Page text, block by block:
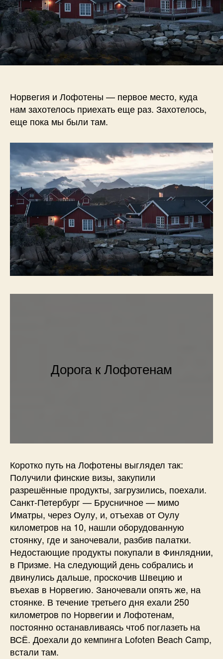
Норвегия и Лофотены — первое место, куда
нам захотелось приехать еще раз. Захотелось,
еще пока мы были там.
Дорога к Лофотенам
Коротко путь на Лофотены выглядел так:
Получили финские визы, закупили
разрешённые продукты, загрузились, поехали.
Санкт-Петербург — Брусничное — мимо
Иматры, через Оулу, и, отъехав от Оулу
километров на 10, нашли оборудованную
стоянку, где и заночевали, разбив палатки.
Недостающие продукты покупали в Финляднии,
в Призме. На следующий день собрались и
двинулись дальше, проскочив Швецию и
въехав в Норвегию. Заночевали опять же, на
стоянке. В течение третьего дня ехали 250
километров по Норвегии и Лофотенам,
постоянно останавливаясь чтоб поглазеть на
ВСЁ. Доехали до кемпинга Lofoten Beach Camp,
встали там.